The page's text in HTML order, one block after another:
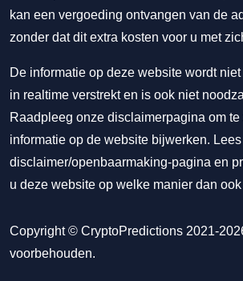
kan een vergoeding ontvangen van de
zonder dat dit extra kosten voor u met
De informatie op deze website wordt
in realtime verstrekt en is ook niet
Raadpleeg onze disclaimerpagina om
informatie op de website bijwerken.
disclaimer/openbaarmaking-pagina en
u deze website op welke manier dan
Copyright © CryptoPredictions 2021-
voorbehouden.